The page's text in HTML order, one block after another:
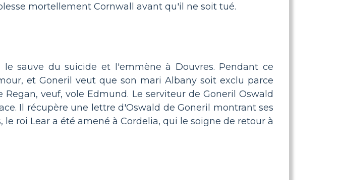
mortellement Cornwall avant qu'il ne soit tué.
sauve du suicide et l'emmène à Douvres. Pendant ce
et Goneril veut que son mari Albany soit exclu parce
veuf, vole Edmund. Le serviteur de Goneril Oswald
Il récupère une lettre d'Oswald de Goneril montrant ses
roi Lear a été amené à Cordelia, qui le soigne de retour à